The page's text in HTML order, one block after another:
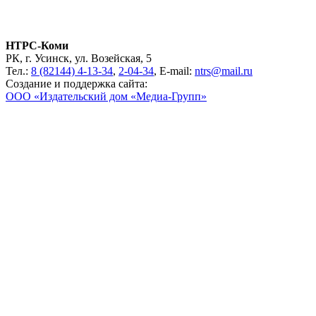
НТРС-Коми
РК, г. Усинск, ул. Возейская, 5
Тел.: 8 (82144) 4-13-34, 2-04-34, E-mail: ntrs@mail.ru
Создание и поддержка сайта:
ООО «Издательский дом «Медиа-Групп»